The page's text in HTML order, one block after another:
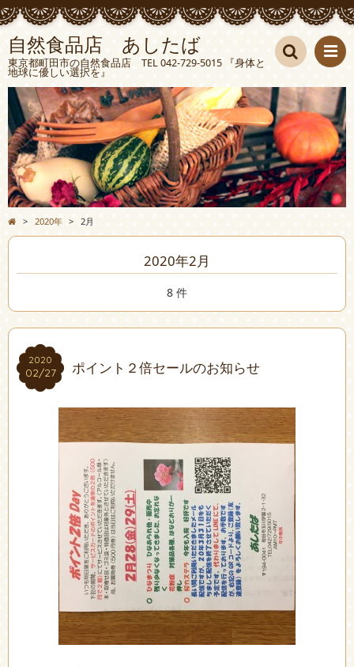
自然食品店 あしたば
東京都町田市の自然食品店 TEL 042-729-5015 『身体と
地球に優しい選択を』 検索
> 2020年 > 2月
2020年2月
8 件
2020
02/27
2020
02/27 ポイント２倍セールのお知らせ